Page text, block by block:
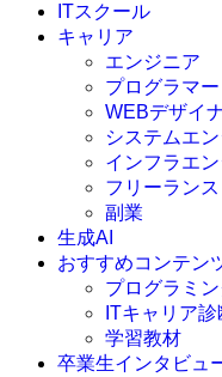
C言語
C#
VBA
Go言
Kotlin
Java
Swift
Ruby
その
ITスクール
キャリア
エンジニア
プログラマー
WEBデザイ
システムエ
インフラエ
フリーランス
副業
生成AI
おすすめコンテン
プログラミ
ITキャリア診
学習教材
卒業生インタビュ